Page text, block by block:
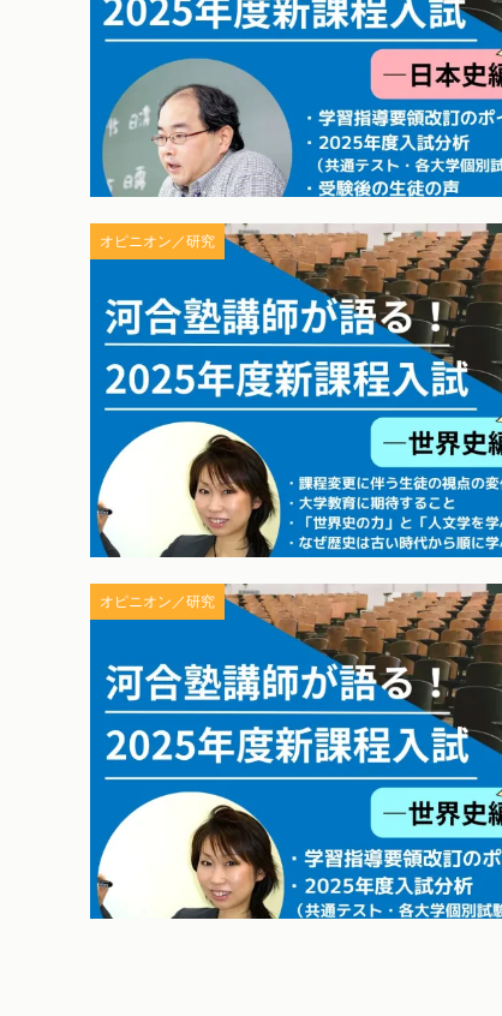
オピニオン／研究
オピニオン／研究